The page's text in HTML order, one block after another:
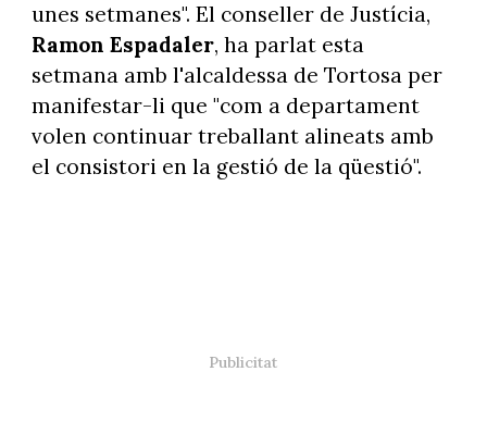
unes setmanes". El conseller de Justícia,
Ramon Espadaler, ha parlat esta
setmana amb l'alcaldessa de Tortosa per
manifestar-li que "com a departament
volen continuar treballant alineats amb
el consistori en la gestió de la qüestió".